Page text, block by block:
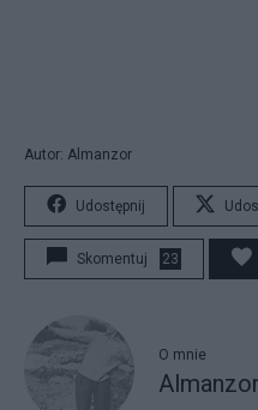
Autor: Almanzor
Udostępnij
Skomentuj 23
O mnie
Almanzor